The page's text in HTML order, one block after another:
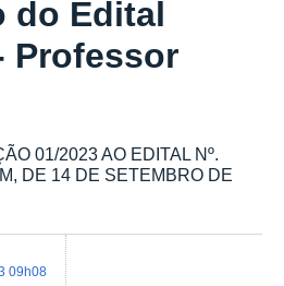
do Edital
Professor
01/2023 AO EDITAL Nº.
DE 14 DE SETEMBRO DE
09h08